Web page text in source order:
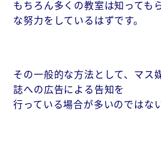
もちろん多くの教室は知っても
な努力をしているはずです。
その一般的な方法として、マス
誌への広告による告知を
行っている場合が多いのではな